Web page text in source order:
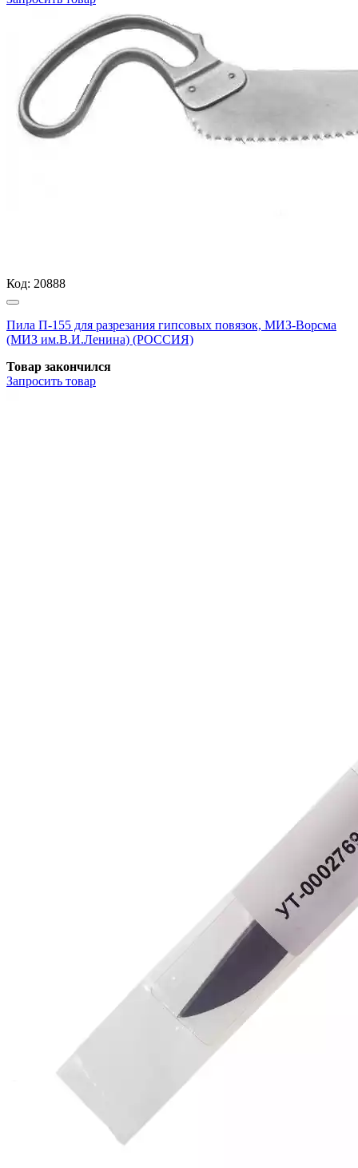
Код: 20888
Пила П-155 для разрезания гипсовых повязок, МИЗ-Ворсма
(МИЗ им.В.И.Ленина) (РОССИЯ)
Товар закончился
Запросить товар